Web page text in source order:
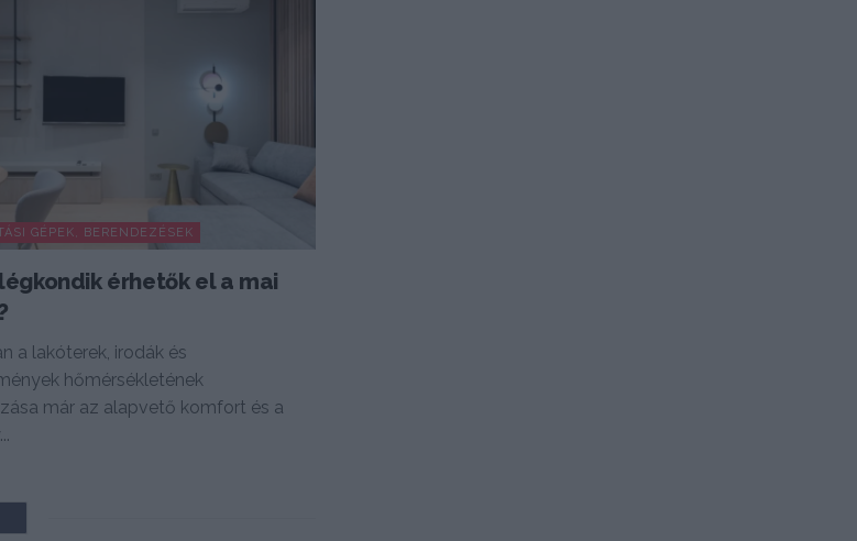
GÉPEK, BERENDEZÉSEK
érhetők el a mai
a lakóterek, irodák és
hőmérsékletének
már az alapvető komfort és a